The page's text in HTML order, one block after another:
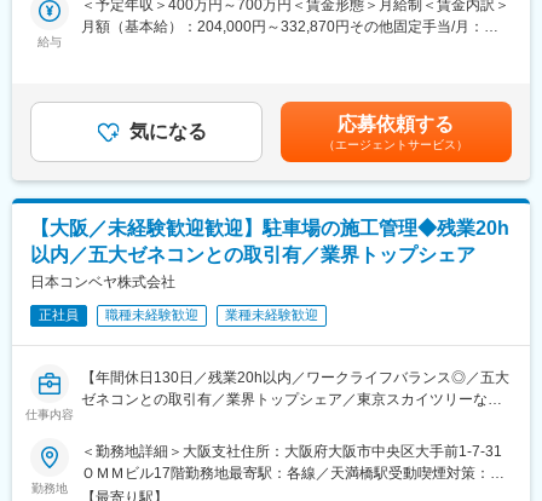
・案件によっては2～6か月の宿泊を伴う長期出張が発生します。
ゼネコンおよび商社：大林組、鹿島建設、大成建設、清水建設、
竹中工務店、三菱商事・三井物産・伊藤忠商事・丸紅・住友商事
■当社について
・当社の製鉄プラント・火力発電所で使用されるベルトコンベヤ
は国内シェアトップクラスを誇っています。国家プロジェクトに
も多く参入しており、復興事業などにも納入済みです。
・大手ゼネコンや大手商社との取引および施工実績が多数ござい
ます。
・当社の立体駐車場は日本全国のランドマーク施設に導入されて
います。東京スカイツリーや六本木ヒルズなどに多数の有名施設
に導入され、生活を足元から支えている事業です。
入社後まずはOJTにて現場で流れを学んでいただきます。将来的
に内勤業務もお任せします。（入社時に現場がない場合は内勤業
・仕様変更、追加に伴う措置出荷計画の立案と実行
・現地説明、技術説明の設営関連業務
・工事業務管理、現場監督、輸送、製作
・工事の予算・進捗管理、検収、付帯サービス及び苦情対応
・工事要領書、工程表、計画図の作成、施工管理
・工事用資機材の手配、受入れ、工事関連費用の予算管理・改善
■組織構成
・現在東京メンバーは0名のため、大阪10名、姫路2名の担当者と
一緒に業務を行っていただきます。
■就業環境
・長期的な工期が前もって決まっており、急な呼び出しや夜間対
可能です。
・残業時間は月平均20h以内です。
・土曜日は隔週で出勤いただきますが、日曜日、祝日は基本的に
給与
＜予定年収＞400万円～700万円＜賃金形態＞月給制＜賃金内訳＞
月額（基本給）：204,000円～332,870円その他固定手当/月：
給食手当（食事補助手当として1日400円、勤務日数に応じて支
給）・残業手当（1分単位で支給）■昇給：年1回■賞与：年2回
（前期実績4.0ヵ月）賃金はあくまでも目安の金額であり、選考を
通じて上下する可能性があります。月給(月額)は固定手当を含めた
表記です。
気になる 応募依頼する
（エージェントサービス）
【大阪／未経験歓迎歓迎】駐車場の施工管理◆残業20h
以内／五大ゼネコンとの取引有／業界トップシェア
日本コンベヤ株式会社
正社員 職種未経験歓迎 業種未経験歓迎
仕事内容
【年間休日130日／残業20h以内／ワークライフバランス◎／五大
ゼネコンとの取引有／業界トップシェア／東京スカイツリーなど
■業務内容
立体駐車場の施工管理をお任せします。
勤務地
＜勤務地詳細＞大阪支社住所：大阪府大阪市中央区大手前1-7-31
ＯＭＭビル17階勤務地最寄駅：各線／天満橋駅受動喫煙対策：屋
内全面禁煙変更の範囲：会社の定める事業所
【最寄り駅】